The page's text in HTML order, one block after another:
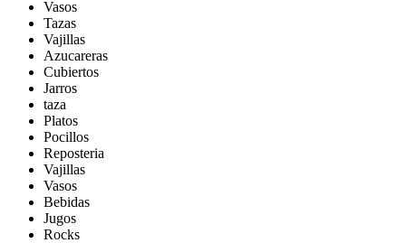
Vasos
Tazas
Vajillas
Azucareras
Cubiertos
Jarros
taza
Platos
Pocillos
Reposteria
Vajillas
Vasos
Bebidas
Jugos
Rocks